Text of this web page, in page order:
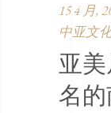
15 4 月,
中亚文
亚
名